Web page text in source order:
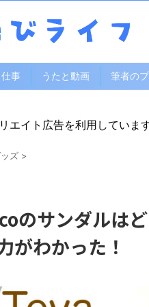
仕事 うたと動画 筆者の
エイト広告を利用していま
ズ >
のサンダルは
がわかった！